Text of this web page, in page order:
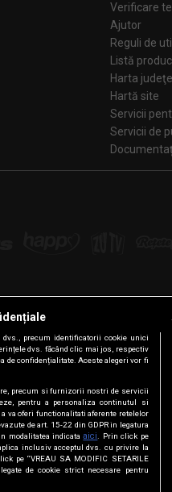
Verificare
Ajutor
Reguli de
Listă
Harta
Hartă site
Servicii
Servicii de
precum identificatorii cookie unici
dvs. făcând clic mai jos, respectiv
de confidențialitate. Aceste alegeri vor fi
precum si furnizorii nostri de servicii
pentru a personaliza continutul si
va oferi functionalitati aferente retelelor
de art. 15-22 din GDPR in legatura
modalitatea indicataaici . Prin click pe
inclusiv acceptul dvs. cu privire la
pe “VREAU SA MODIFIC SETARILE
de cookie strict necesare pentru